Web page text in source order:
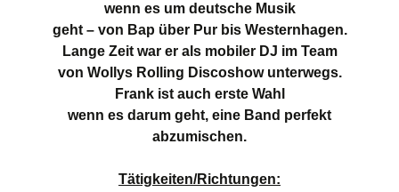
wenn es um deutsche Musik
geht – von Bap über Pur bis Westernhagen.
Lange Zeit war er als mobiler DJ im Team
von Wollys Rolling Discoshow unterwegs.
Frank ist auch erste Wahl
wenn es darum geht, eine Band perfekt
abzumischen.
Tätigkeiten/Richtungen: